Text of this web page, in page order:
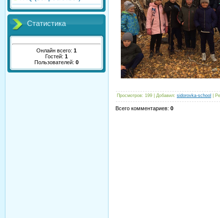
Статистика
Онлайн всего: 1
Гостей: 1
Пользователей: 0
Просмотров: 199 Добавил: sidorovka-school
Всего комментариев: 0